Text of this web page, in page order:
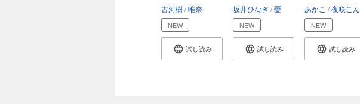
古河樹 唯奈
NEW
試し読み
坂井ひなぎ 憂
NEW
試し読み
あかこ 夜咲こん
NEW
試し読み